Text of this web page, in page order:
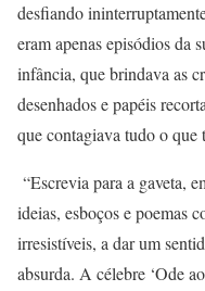
desfiando
eram apenas episódios da
infância, que brindava as
desenhados e papéis
que contagiava tudo o que
“Escrevia para a gaveta,
ideias, esboços e poemas
irresistíveis, a dar um
absurda. A célebre ‘Ode